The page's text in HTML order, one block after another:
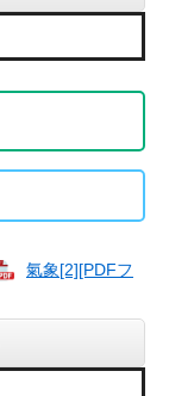
氣象[2][PDFフ